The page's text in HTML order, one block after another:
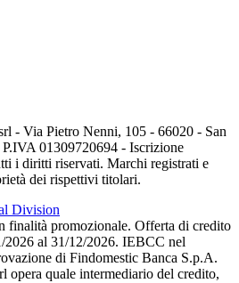
- Via Pietro Nenni, 105 - 66020 - San
01309720694 - Iscrizione
i diritti riservati. Marchi registrati e
dei rispettivi titolari.
Division
finalità promozionale. Offerta di credito
2026 al 31/12/2026. IEBCC nel
di Findomestic Banca S.p.A.
opera quale intermediario del credito,